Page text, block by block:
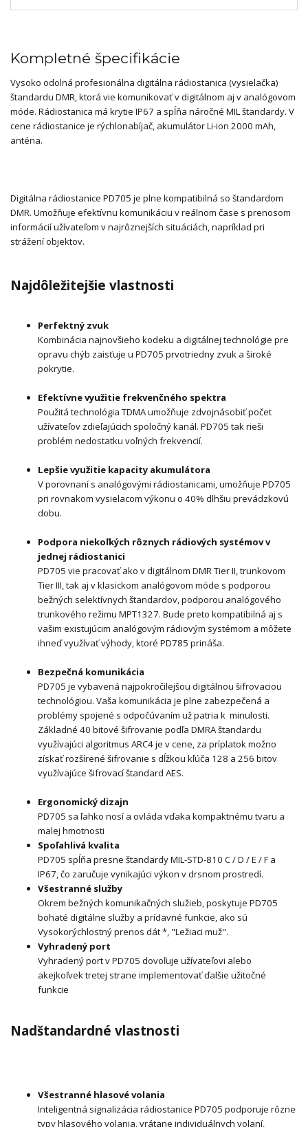
Kompletné špecifikácie
Vysoko odolná profesionálna digitálna rádiostanica (vysielačka)
štandardu DMR, ktorá vie komunikovať v digitálnom aj v analógovom
móde. Rádiostanica má krytie IP67 a spĺňa náročné MIL štandardy. V
cene rádiostanice je rýchlonabíjač, akumulátor Li-ion 2000 mAh,
anténa.
Digitálna rádiostanice PD705 je plne kompatibilná so štandardom
DMR. Umožňuje efektívnu komunikáciu v reálnom čase s prenosom
informácií užívateľom v najrôznejších situáciách, napríklad pri
strážení objektov.
Najdôležitejšie vlastnosti
Perfektný zvuk
Kombinácia najnovšieho kodeku a digitálnej technológie pre
opravu chýb zaisťuje u PD705 prvotriedny zvuk a široké
pokrytie.
Efektívne využitie frekvenčného spektra
Použitá technológia TDMA umožňuje zdvojnásobiť počet
užívateľov zdieľajúcich spoločný kanál. PD705 tak rieši
problém nedostatku voľných frekvencií.
Lepšie využitie kapacity akumulátora
V porovnaní s analógovými rádiostanicami, umožňuje PD705
pri rovnakom vysielacom výkonu o 40% dlhšiu prevádzkovú
dobu.
Podpora niekoľkých rôznych rádiových systémov v
jednej rádiostanici
PD705 vie pracovať ako v digitálnom DMR Tier II, trunkovom
Tier III, tak aj v klasickom analógovom móde s podporou
bežných selektívnych štandardov, podporou analógového
trunkového režimu MPT1327. Bude preto kompatibilná aj s
vašim existujúcim analógovým rádiovým systémom a môžete
ihneď využívať výhody, ktoré PD785 prináša.
Bezpečná komunikácia
PD705 je vybavená najpokročilejšou digitálnou šifrovaciou
technológiou. Vaša komunikácia je plne zabezpečená a
problémy spojené s odpočúvaním už patria k minulosti.
Základné 40 bitové šifrovanie podľa DMRA štandardu
využívajúci algoritmus ARC4 je v cene, za príplatok možno
získať rozšírené šifrovanie s dĺžkou kľúča 128 a 256 bitov
využívajúce šifrovací štandard AES.
Ergonomický dizajn
PD705 sa ľahko nosí a ovláda vďaka kompaktnému tvaru a
malej hmotnosti
Spoľahlivá kvalita
PD705 spĺňa presne štandardy MIL-STD-810 C / D / E / F a
IP67, čo zaručuje vynikajúci výkon v drsnom prostredí.
Všestranné služby
Okrem bežných komunikačných služieb, poskytuje PD705
bohaté digitálne služby a prídavné funkcie, ako sú
Vysokorýchlostný prenos dát *, "Ležiaci muž".
Vyhradený port
Vyhradený port v PD705 dovoľuje užívateľovi alebo
akejkoľvek tretej strane implementovať ďalšie užitočné
funkcie
Nadštandardné vlastnosti
Všestranné hlasové volania
Inteligentná signalizácia rádiostanice PD705 podporuje rôzne
typy hlasového volania, vrátane individuálnych volaní,